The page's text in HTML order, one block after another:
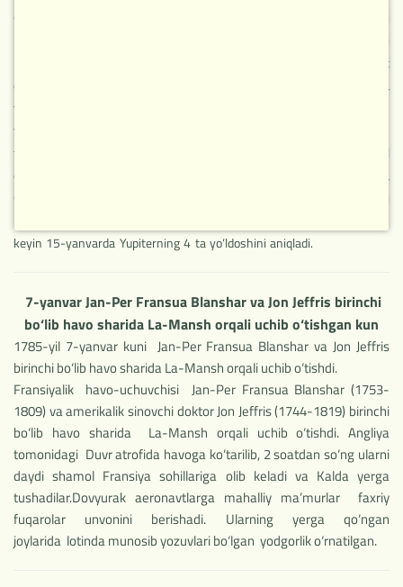
Galileo Galiley osmon jismlarini kuzatuv trubasi orqali
billur shar deb hisoblangan Oyda aslida, Yer kabi tog‘liklardan iborat
ekanligini aniqladi. Bundan tashqari tog‘larning quyosh nurlarida
tashlagan soyasiga qarab Galiley ularning aniq balandligini – 7 km
to‘g‘ri belgilab berdi. Galiley birinchi bo‘lib kuzatuv trubasidan
foydalanish kerakligini fahmladi, kuzatuv trubasi bundan yarim yil
oldin astronomik kuzatuvlar uchun Gollandiyada ixtiro qilingan va
Galiley tomonidan takomillashtirilgan edi. Oy tog‘larining aniqlanishi
keyin 15-yanvarda Yupiterning 4 ta yo‘ldoshini aniqladi.
7-yanvar Jan-Per Fransua Blanshar va Jon Jeffris birinchi
bo‘lib havo sharida La-Mansh orqali uchib o‘tishgan kun
1785-yil 7-yanvar kuni Jan-Per Fransua Blanshar va Jon Jeffris
birinchi bo‘lib havo sharida La-Mansh orqali uchib o‘tishdi.
Fransiyalik havo-uchuvchisi Jan-Per Fransua Blanshar (1753-
1809) va amerikalik sinovchi doktor Jon Jeffris (1744-1819) birinchi
bo‘lib havo sharida La-Mansh orqali uchib o‘tishdi. Angliya
tomonidagi Duvr atrofida havoga ko‘tarilib, 2 soatdan so‘ng ularni
daydi shamol Fransiya sohillariga olib keladi va Kalda yerga
tushadilar.Dovyurak aeronavtlarga mahalliy ma’murlar faxriy
fuqarolar unvonini berishadi. Ularning yerga qo‘ngan
joylarida lotinda munosib yozuvlari bo‘lgan yodgorlik o‘rnatilgan.